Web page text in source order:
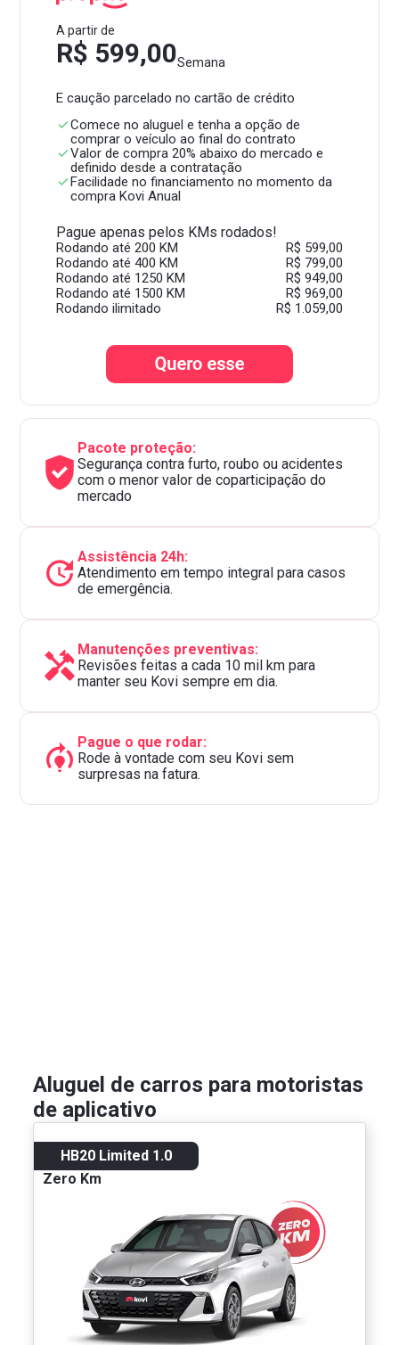
A partir de
R$ 599,00Semana
E caução parcelado no cartão de crédito
Comece no aluguel e tenha a opção de
comprar o veículo ao final do contrato
Valor de compra 20% abaixo do mercado e
definido desde a contratação
Facilidade no financiamento no momento da
compra Kovi Anual
Pague apenas pelos KMs rodados!
Rodando até 200 KM
R$ 599,00
Rodando até 400 KM
R$ 799,00
Rodando até 1250 KM
R$ 949,00
Rodando até 1500 KM
R$ 969,00
Rodando ilimitado
R$ 1.059,00
Pacote proteção:
Segurança contra furto, roubo ou acidentes
com o menor valor de coparticipação do
mercado
Assistência 24h:
Atendimento em tempo integral para casos
de emergência.
Manutenções preventivas:
Revisões feitas a cada 10 mil km para
manter seu Kovi sempre em dia.
Pague o que rodar:
Rode à vontade com seu Kovi sem
surpresas na fatura.
Aluguel de carros para motoristas
de aplicativo
HB20 Limited 1.0
Zero Km